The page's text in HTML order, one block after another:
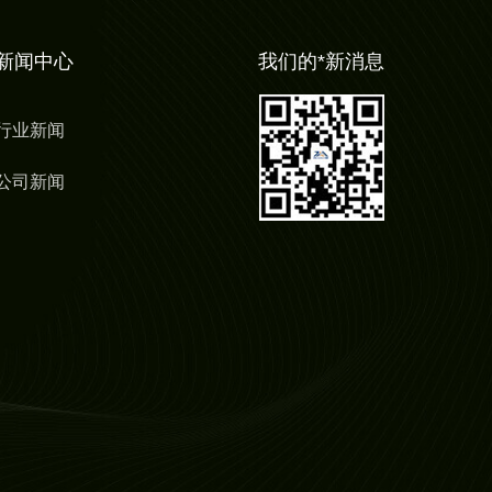
闻中心
业新闻
司新闻
我们的*新消息